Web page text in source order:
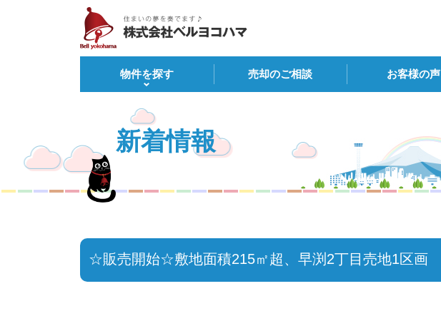
物件を探す 売却のご相談 お客様の声
新着情報
☆販売開始☆敷地面積215㎡超、早渕2丁目売地1区画